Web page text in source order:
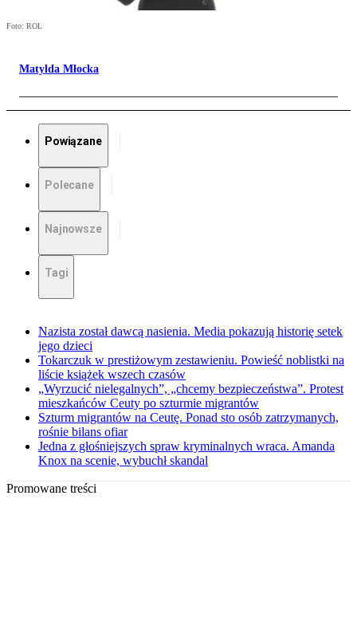
Foto: ROL
Matylda Młocka
Powiązane
Polecane
Najnowsze
Tagi
Nazista został dawcą nasienia. Media pokazują historię setek
jego dzieci
Tokarczuk w prestiżowym zestawieniu. Powieść noblistki na
liście książek wszech czasów
„Wyrzucić nielegalnych”, „chcemy bezpieczeństwa”. Protest
mieszkańców Ceuty po szturmie migrantów
Szturm migrantów na Ceutę. Ponad sto osób zatrzymanych,
rośnie bilans ofiar
Jedna z głośniejszych spraw kryminalnych wraca. Amanda
Knox na scenie, wybuchł skandal
Promowane treści